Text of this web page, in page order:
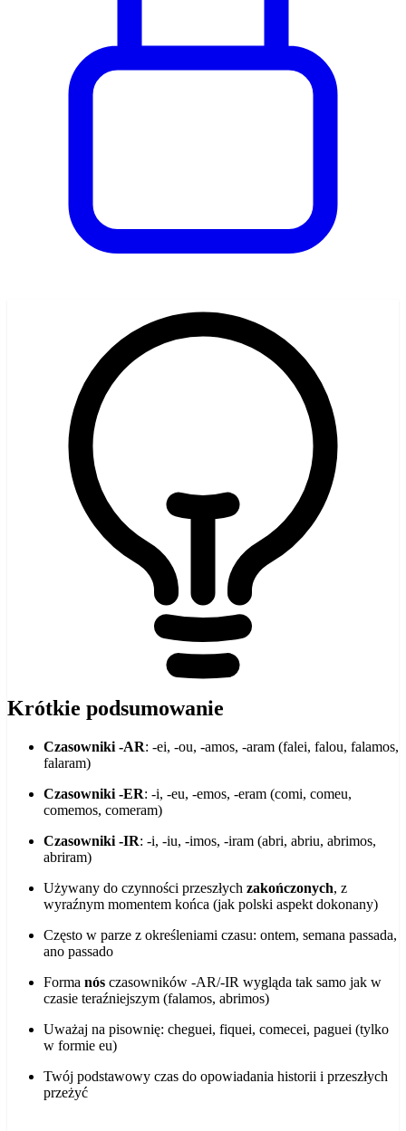
Krótkie podsumowanie
Czasowniki -AR: -ei, -ou, -amos, -aram (falei, falou, falamos,
falaram)
Czasowniki -ER: -i, -eu, -emos, -eram (comi, comeu,
comemos, comeram)
Czasowniki -IR: -i, -iu, -imos, -iram (abri, abriu, abrimos,
abriram)
Używany do czynności przeszłych zakończonych, z
wyraźnym momentem końca (jak polski aspekt dokonany)
Często w parze z określeniami czasu: ontem, semana passada,
ano passado
Forma nós czasowników -AR/-IR wygląda tak samo jak w
czasie teraźniejszym (falamos, abrimos)
Uważaj na pisownię: cheguei, fiquei, comecei, paguei (tylko
w formie eu)
Twój podstawowy czas do opowiadania historii i przeszłych
przeżyć